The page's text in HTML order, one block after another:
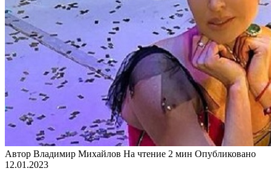
Автор Владимир Михайлов На чтение 2 мин Опубликовано
12.01.2023